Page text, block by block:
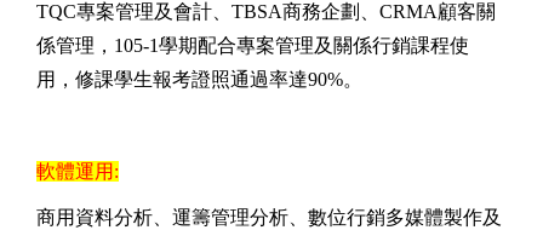
TQC專案管理及會計、TBSA商務企劃、CRMA顧客關
係管理，105-1學期配合專案管理及關係行銷課程使
用，修課學生報考證照通過率達90%。
軟體運用:
商用資料分析、運籌管理分析、數位行銷多媒體製作及